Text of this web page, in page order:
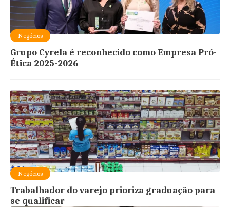
Negócios
Grupo Cyrela é reconhecido como Empresa Pró-
Ética 2025-2026
Negócios
Trabalhador do varejo prioriza graduação para
se qualificar